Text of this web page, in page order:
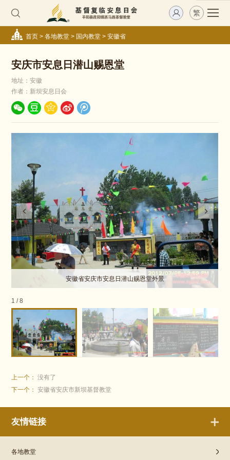
繁
首页> 各地教堂> 国内教堂> 安徽省
安庆市安息日潜山赐恩堂
地址：安徽
作者：新坝安息日会
安徽省安庆市安息日潜山赐恩堂外景
1 /8
上一个：没有了
下一个：安徽省安庆市新坝基督教堂
友情链接
各地教堂